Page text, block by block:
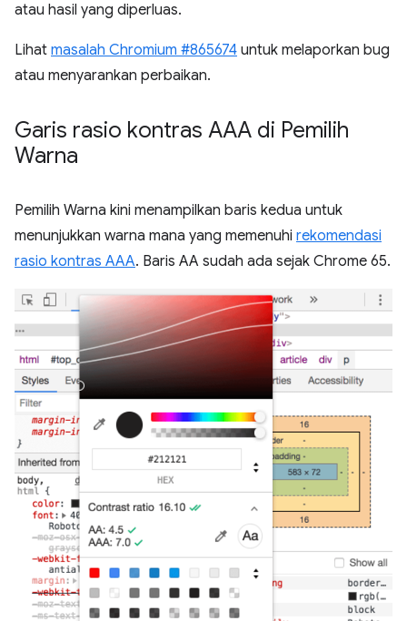
atau hasil yang diperluas.
Lihat masalah Chromium #865674 untuk melaporkan bug
atau menyarankan perbaikan.
Garis rasio kontras AAA di Pemilih
Warna
Pemilih Warna kini menampilkan baris kedua untuk
menunjukkan warna mana yang memenuhi rekomendasi
rasio kontras AAA. Baris AA sudah ada sejak Chrome 65.